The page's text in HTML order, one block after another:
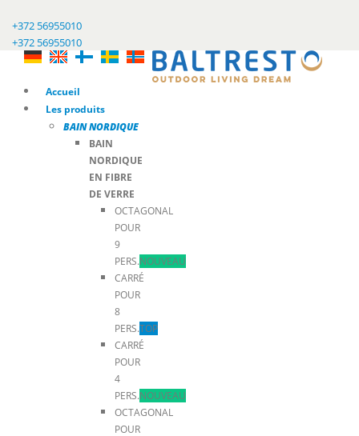
+372 56955010
+372 56955010
Accueil
Les produits
BAIN NORDIQUE
BAIN
NORDIQUE
EN FIBRE
DE VERRE
OCTAGONAL
POUR
9
PERS.NOUVEAU
CARRÉ
POUR
8
PERS.TOP
CARRÉ
POUR
4
PERS.NOUVEAU
OCTAGONAL
POUR